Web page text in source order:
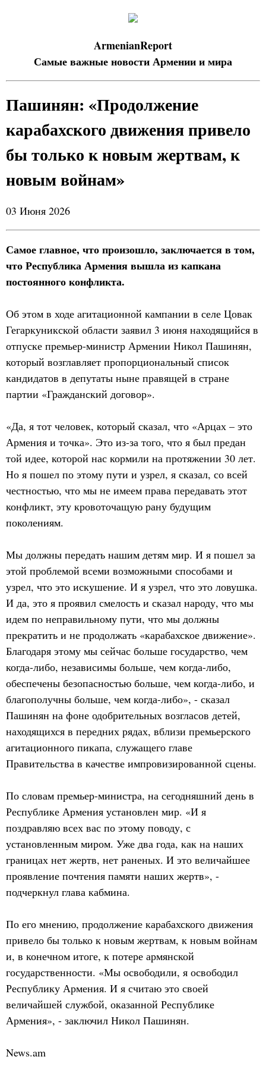
ArmenianReport
Самые важные новости Армении и мира
Пашинян: «Продолжение
карабахского движения привело
бы только к новым жертвам, к
новым войнам»
03 Июня 2026
Самое главное, что произошло, заключается в том,
что Республика Армения вышла из капкана
постоянного конфликта.
Об этом в ходе агитационной кампании в селе Цовак
Гегаркуникской области заявил 3 июня находящийся в
отпуске премьер-министр Армении Никол Пашинян,
который возглавляет пропорциональный список
кандидатов в депутаты ныне правящей в стране
партии «Гражданский договор».
«Да, я тот человек, который сказал, что «Арцах – это
Армения и точка». Это из-за того, что я был предан
той идее, которой нас кормили на протяжении 30 лет.
Но я пошел по этому пути и узрел, я сказал, со всей
честностью, что мы не имеем права передавать этот
конфликт, эту кровоточащую рану будущим
поколениям.
Мы должны передать нашим детям мир. И я пошел за
этой проблемой всеми возможными способами и
узрел, что это искушение. И я узрел, что это ловушка.
И да, это я проявил смелость и сказал народу, что мы
идем по неправильному пути, что мы должны
прекратить и не продолжать «карабахское движение».
Благодаря этому мы сейчас больше государство, чем
когда-либо, независимы больше, чем когда-либо,
обеспечены безопасностью больше, чем когда-либо, и
благополучны больше, чем когда-либо», - сказал
Пашинян на фоне одобрительных возгласов детей,
находящихся в передних рядах, вблизи премьерского
агитационного пикапа, служащего главе
Правительства в качестве импровизированной сцены.
По словам премьер-министра, на сегодняшний день в
Республике Армения установлен мир. «И я
поздравляю всех вас по этому поводу, с
установленным миром. Уже два года, как на наших
границах нет жертв, нет раненых. И это величайшее
проявление почтения памяти наших жертв», -
подчеркнул глава кабмина.
По его мнению, продолжение карабахского движения
привело бы только к новым жертвам, к новым войнам
и, в конечном итоге, к потере армянской
государственности. «Мы освободили, я освободил
Республику Армения. И я считаю это своей
величайшей службой, оказанной Республике
Армения», - заключил Никол Пашинян.
News.am